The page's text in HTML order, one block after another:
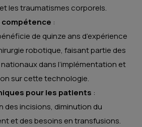
les traumatismes corporels.
compétence :
de quinze ans d’expérience
robotique, faisant partie des
dans l’implémentation et
sur cette technologie.
pour les patients :
des incisions, diminution du
et des besoins en transfusions.